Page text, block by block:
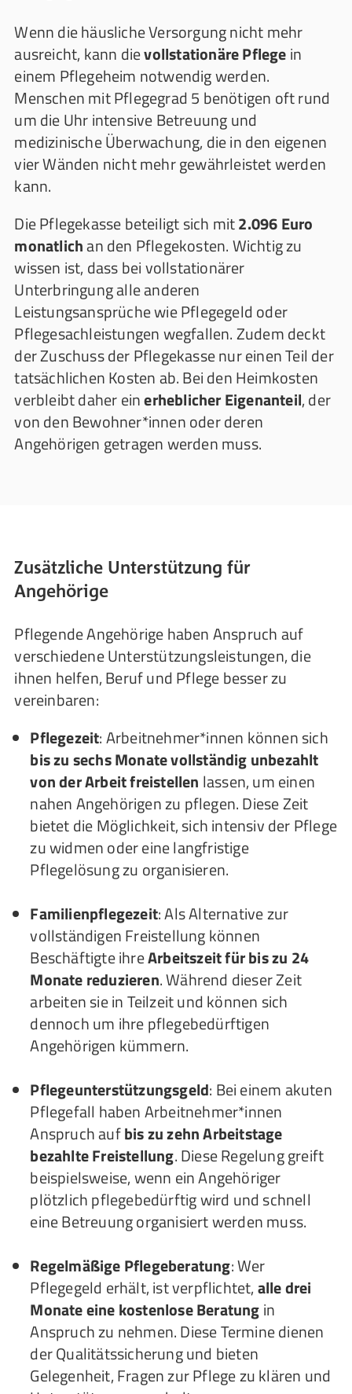
Wenn die häusliche Versorgung nicht mehr
ausreicht, kann dievollstationäre Pflegein
einem Pflegeheim notwendig werden.
Menschen mit Pflegegrad 5 benötigen oft rund
um die Uhr intensive Betreuung und
medizinische Überwachung, die in den eigenen
vier Wänden nicht mehr gewährleistet werden
kann.
Die Pflegekasse beteiligt sich mit2.096 Euro
monatlichan den Pflegekosten. Wichtig zu
wissen ist, dass bei vollstationärer
Unterbringung alle anderen
Leistungsansprüche wie Pflegegeld oder
Pflegesachleistungen wegfallen. Zudem deckt
der Zuschuss der Pflegekasse nur einen Teil der
tatsächlichen Kosten ab. Bei den Heimkosten
verbleibt daher einerheblicher Eigenanteil, der
von den Bewohner*innen oder deren
Angehörigen getragen werden muss.
Zusätzliche Unterstützung für
Angehörige
Pflegende Angehörige haben Anspruch auf
verschiedene Unterstützungsleistungen, die
ihnen helfen, Beruf und Pflege besser zu
vereinbaren:
Pflegezeit: Arbeitnehmer*innen können sich
bis zu sechs Monate vollständig unbezahlt
von der Arbeit freistellen lassen, um einen
nahen Angehörigen zu pflegen. Diese Zeit
bietet die Möglichkeit, sich intensiv der Pflege
zu widmen oder eine langfristige
Pflegelösung zu organisieren.
Familienpflegezeit: Als Alternative zur
vollständigen Freistellung können
Beschäftigte ihreArbeitszeit für bis zu 24
Monate reduzieren. Während dieser Zeit
arbeiten sie in Teilzeit und können sich
dennoch um ihre pflegebedürftigen
Angehörigen kümmern.
Pflegeunterstützungsgeld: Bei einem akuten
Pflegefall haben Arbeitnehmer*innen
Anspruch aufbis zu zehn Arbeitstage
bezahlte Freistellung. Diese Regelung greift
beispielsweise, wenn ein Angehöriger
plötzlich pflegebedürftig wird und schnell
eine Betreuung organisiert werden muss.
Regelmäßige Pflegeberatung: Wer
Pflegegeld erhält, ist verpflichtet,alle drei
Monate eine kostenlose Beratungin
Anspruch zu nehmen. Diese Termine dienen
der Qualitätssicherung und bieten
Gelegenheit, Fragen zur Pflege zu klären und